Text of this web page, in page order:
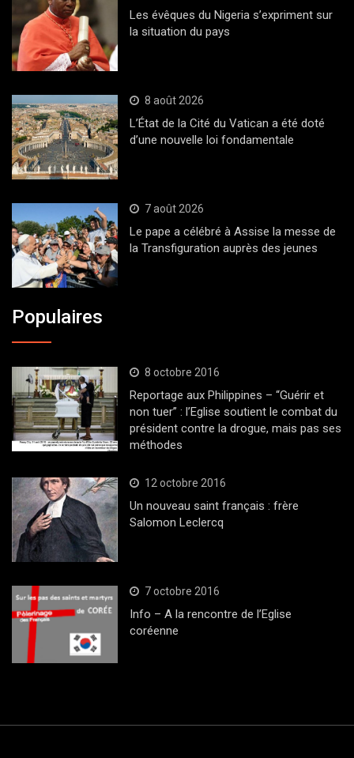
Les évêques du Nigeria s’expriment sur
la situation du pays
8 août 2026
L’État de la Cité du Vatican a été doté
d’une nouvelle loi fondamentale
7 août 2026
Le pape a célébré à Assise la messe de
la Transfiguration auprès des jeunes
Populaires
8 octobre 2016
Reportage aux Philippines – “Guérir et
non tuer” : l’Eglise soutient le combat du
président contre la drogue, mais pas ses
méthodes
12 octobre 2016
Un nouveau saint français : frère
Salomon Leclercq
7 octobre 2016
Info – A la rencontre de l’Eglise
coréenne